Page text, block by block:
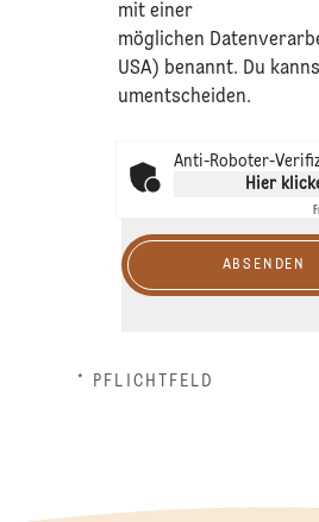
mit einer
möglichen
USA) benannt. Du
umentscheiden.
Anti-Roboter-
Hier
ABSENDEN
* PFLICHTFELD